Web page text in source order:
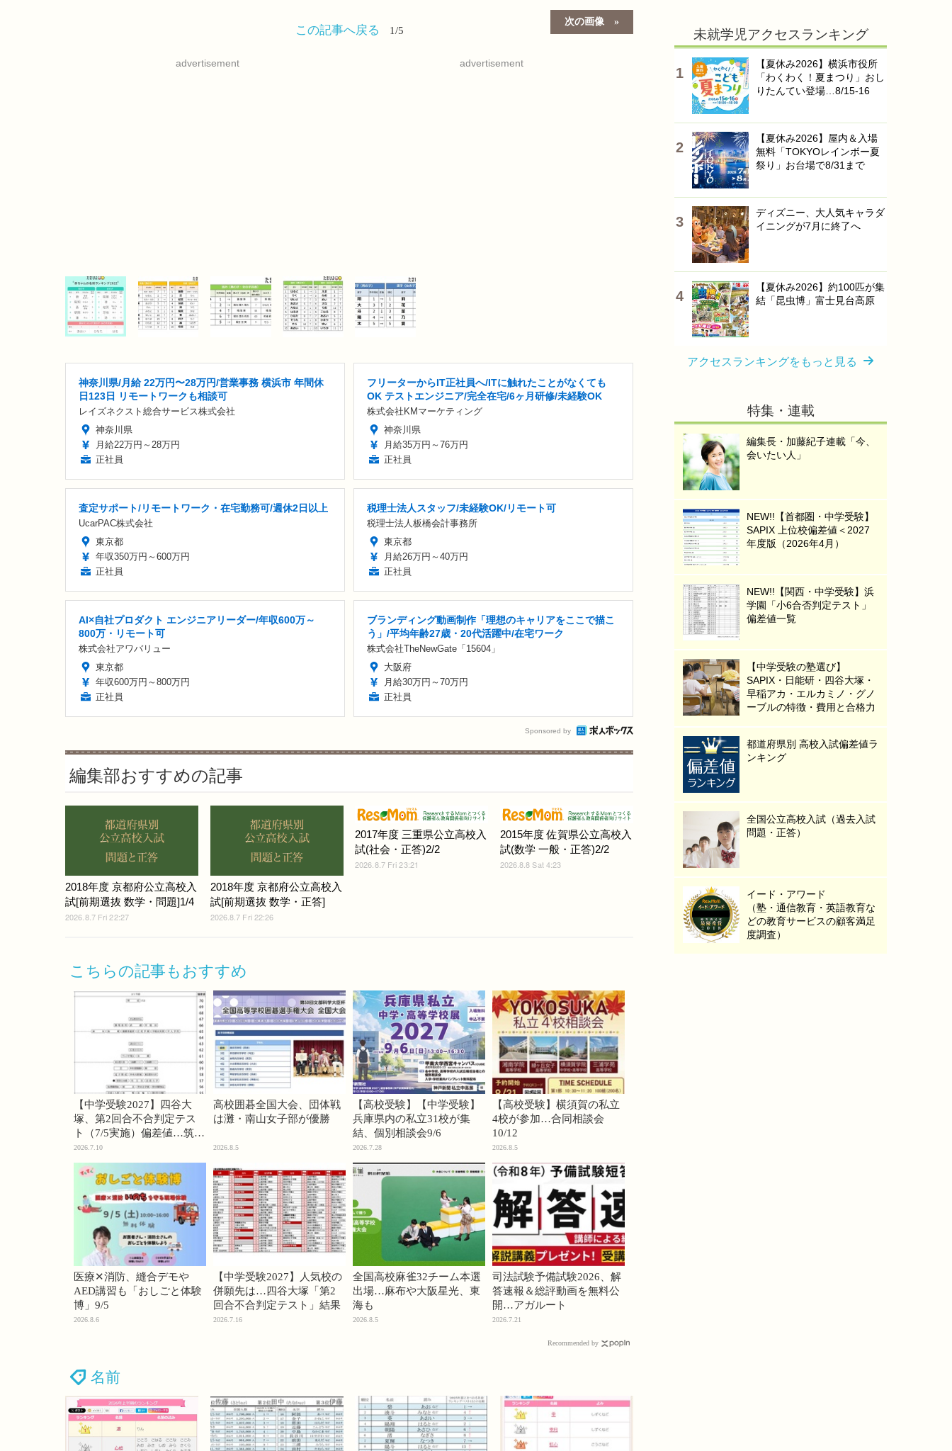
次の画像
この記事へ戻る 1/5
advertisement advertisement
神奈川県/月給 22万円〜28万円/営業事務 横浜市 年間休
日123日 リモートワークも相談可
レイズネクスト総合サービス株式会社
神奈川県
月給22万円～28万円
正社員
フリーターからIT正社員へ/ITに触れたことがなくても
OK テストエンジニア/完全在宅/6ヶ月研修/未経験OK
株式会社KMマーケティング
神奈川県
月給35万円～76万円
正社員
査定サポート/リモートワーク・在宅勤務可/週休2日以上
UcarPAC株式会社
東京都
年収350万円～600万円
正社員
税理士法人スタッフ/未経験OK/リモート可
税理士法人板橋会計事務所
東京都
月給26万円～40万円
正社員
AI×自社プロダクト エンジニアリーダー/年収600万～
800万・リモート可
株式会社アワバリュー
東京都
年収600万円～800万円
正社員
ブランディング動画制作「理想のキャリアをここで描こ
う」/平均年齢27歳・20代活躍中/在宅ワーク
株式会社TheNewGate「15604」
大阪府
月給30万円～70万円
正社員
Sponsored by
編集部おすすめの記事
2018年度 京都府公立高校入
試[前期選抜 数学・問題]1/4
2026.8.7 Fri 22:27
2018年度 京都府公立高校入
試[前期選抜 数学・正答]
2026.8.7 Fri 22:26
2017年度 三重県公立高校入
試(社会・正答)2/2
2026.8.7 Fri 23:21
2015年度 佐賀県公立高校入
試(数学 一般・正答)2/2
2026.8.8 Sat 4:23
こちらの記事もおすすめ
【中学受験2027】四谷大
塚、第2回合不合判定テス
ト（7/5実施）偏差値…筑駒
74・桜蔭70＜PR＞
2026.7.10
高校囲碁全国大会、団体戦
は灘・南山女子部が優勝
2026.8.5
【高校受験】【中学受験】
兵庫県内の私立31校が集
結、個別相談会9/6
2026.7.28
【高校受験】横須賀の私立
4校が参加…合同相談会
10/12
2026.8.5
医療✕消防、縫合デモや
AED講習も「おしごと体験
博」9/5
2026.8.6
【中学受験2027】人気校の
併願先は…四谷大塚「第2
回合不合判定テスト」結果
2026.7.16
全国高校麻雀32チーム本選
出場…麻布や大阪星光、東
海も
2026.8.5
司法試験予備試験2026、解
答速報＆総評動画を無料公
開…アガルート
2026.7.21
Recommended by
名前
未就学児アクセスランキング
【夏休み2026】横浜市役所
「わくわく！夏まつり」おし
りたんてい登場…8/15-16
【夏休み2026】屋内＆入場
無料「TOKYOレインボー夏
祭り」お台場で8/31まで
ディズニー、大人気キャラダ
イニングが7月に終了へ
【夏休み2026】約100匹が集
結「昆虫博」富士見台高原
アクセスランキングをもっと見る
特集・連載
編集長・加藤紀子連載「今、
会いたい人」
NEW!!【首都圏・中学受験】
SAPIX 上位校偏差値＜2027
年度版（2026年4月）
NEW!!【関西・中学受験】浜
学園「小6合否判定テスト」
偏差値一覧
【中学受験の塾選び】
SAPIX・日能研・四谷大塚・
早稲アカ・エルカミノ・グノ
ーブルの特徴・費用と合格力
都道府県別 高校入試偏差値ラ
ンキング
全国公立高校入試（過去入試
問題・正答）
イード・アワード
（塾・通信教育・英語教育な
どの教育サービスの顧客満足
度調査）